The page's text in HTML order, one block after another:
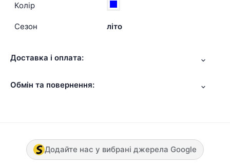
Колір
Сезон літо
Доставка і оплата:
Обмін та повернення:
Додайте нас у вибрані джерела Google